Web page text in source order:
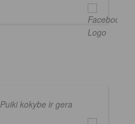
Puiki kokybe ir gera